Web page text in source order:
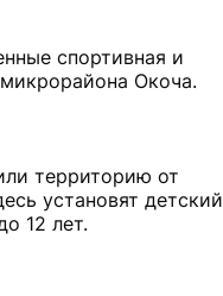
спортивная и
Окоча.
территорию от
установят детский
12 лет.